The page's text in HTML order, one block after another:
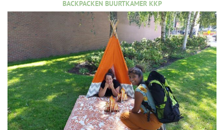
BACKPACKEN BUURTKAMER KKP